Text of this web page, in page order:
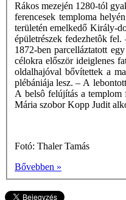
Rákos mezején 1280-tól
ferencesek temploma
területén emelkedő Király-
épületrészek fedezhetôk
1872-ben parcelláztatott
célokra először ideiglenes
oldalhajóval bővítettek a
plébániája lesz. – A
A belsô felújítás a templom
Mária szobor Kopp Judit
Fotó: Thaler Tamás
Bővebben »